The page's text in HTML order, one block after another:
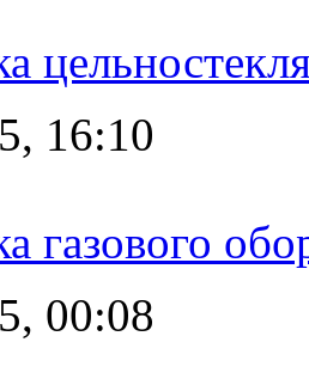
16:10
газового
00:08